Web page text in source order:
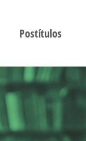
Postítulos